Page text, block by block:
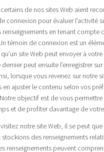
de nos sites Web aient
connexion pour évaluer l’activité
renseignements en tenant compte
témoin de connexion est un
site Web peut envoyer à votre
dernier peut ensuite l’enregistrer
lorsque vous revenez sur notre
en ajuster le contenu selon vos
objectif est de vous
et de profiter davantage de
notre site Web, il se peut
des renseignements
renseignements peuvent